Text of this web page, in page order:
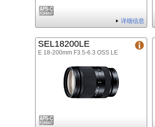
详细信息
SEL18200LE
E 18-200mm F3.5-6.3 OSS LE